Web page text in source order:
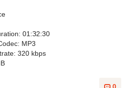
01:З2:30
MP3
320 kbps